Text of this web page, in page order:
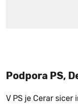
Podpora PS,
V PS je Cerar sicer